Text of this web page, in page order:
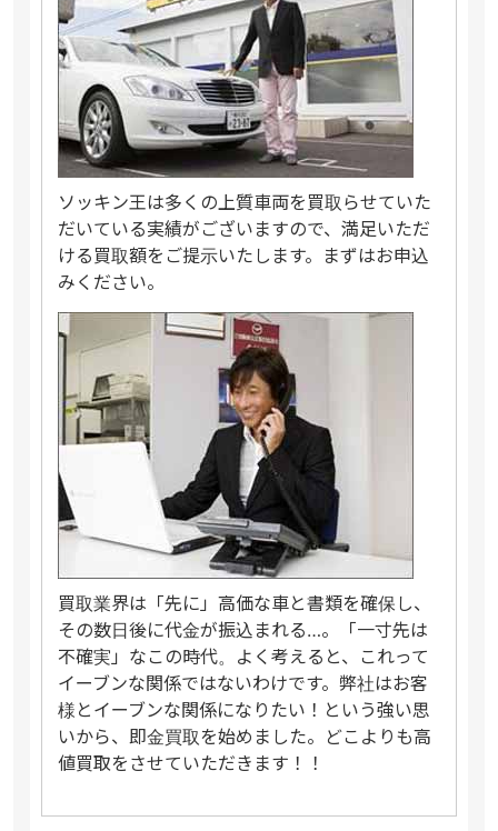
ソッキン王は多くの上質車両を買取らせていた
だいている実績がございますので、満足いただ
ける買取額をご提示いたします。まずはお申込
みください。
買取業界は「先に」高価な車と書類を確保し、
その数日後に代金が振込まれる…。「一寸先は
不確実」なこの時代。よく考えると、これって
イーブンな関係ではないわけです。弊社はお客
様とイーブンな関係になりたい！という強い思
いから、即金買取を始めました。どこよりも高
値買取をさせていただきます！！